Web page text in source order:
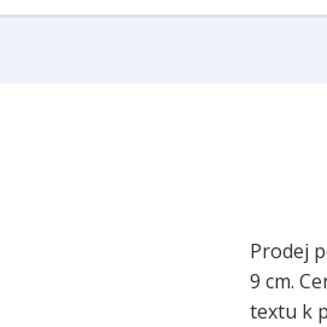
Prodej
9 cm.
textu k